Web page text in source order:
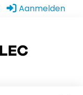
Aanmelden